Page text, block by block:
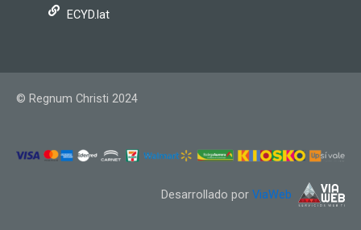
ECYD.lat
© Regnum Christi 2024
Desarrollado por ViaWeb